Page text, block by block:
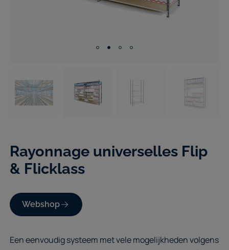
Rayonnage universelles Flip
& Flicklass
Webshop
Een eenvoudig systeem met vele mogelijkheden volgens